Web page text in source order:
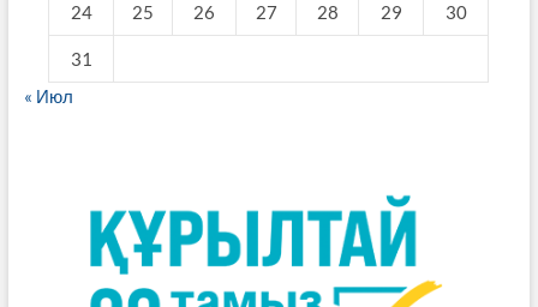
24 25 26 27 28 29 30
31
« Июл